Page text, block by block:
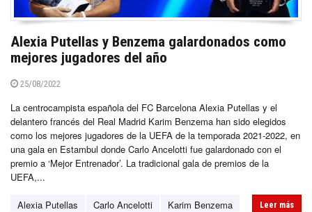
Alexia Putellas y Benzema galardonados como
mejores jugadores del año
25/08/2022
La centrocampista española del FC Barcelona Alexia Putellas y el
delantero francés del Real Madrid Karim Benzema han sido elegidos
como los mejores jugadores de la UEFA de la temporada 2021-2022, en
una gala en Estambul donde Carlo Ancelotti fue galardonado con el
premio a ‘Mejor Entrenador’. La tradicional gala de premios de la
UEFA,...
Alexia Putellas Carlo Ancelotti
Karim Benzema
Leer más